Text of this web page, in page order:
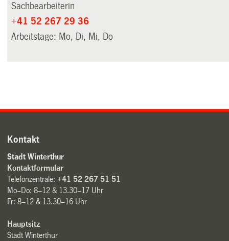
Sachbearbeiterin
+41 52 267 29 36
Arbeitstage: Mo, Di, Mi, Do
Kontakt
Stadt Winterthur
Kontaktformular
Telefonzentrale:+41 52 267 51 51
Mo–Do: 8–12 & 13.30–17 Uhr
Fr: 8–12 & 13.30–16 Uhr
Hauptsitz
Stadt Winterthur